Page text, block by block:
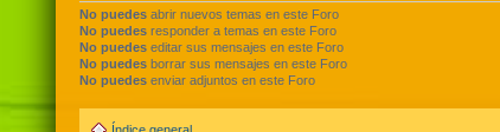
No puedes abrir nuevos temas en este Foro
No puedes responder a temas en este Foro
No puedes editar sus mensajes en este Foro
No puedes borrar sus mensajes en este Foro
No puedes enviar adjuntos en este Foro
Índice general